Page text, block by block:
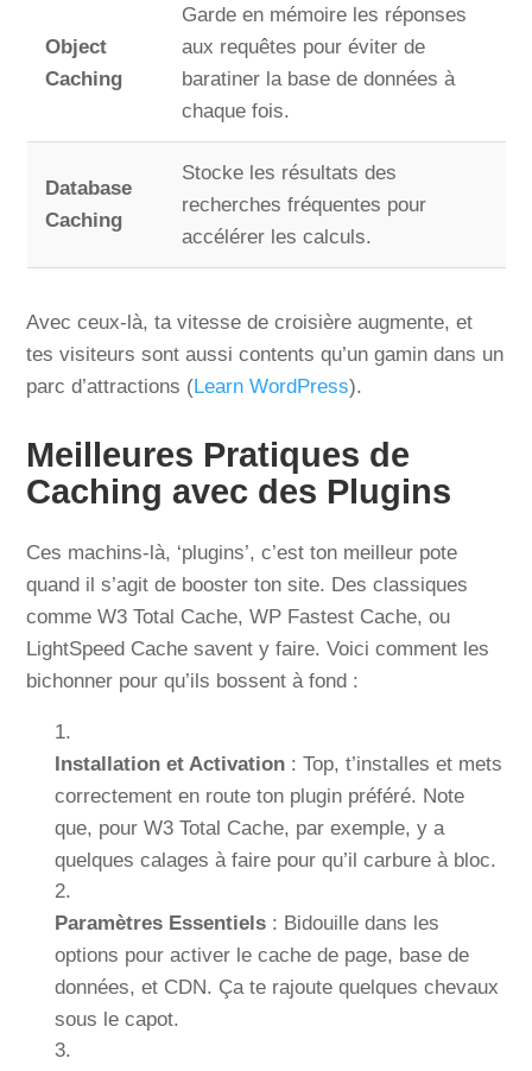
Object
Caching
Garde en mémoire les réponses
aux requêtes pour éviter de
baratiner la base de données à
chaque fois.
Database
Caching
Stocke les résultats des
recherches fréquentes pour
accélérer les calculs.
Avec ceux-là, ta vitesse de croisière augmente, et
tes visiteurs sont aussi contents qu’un gamin dans un
parc d’attractions (Learn WordPress).
Meilleures Pratiques de
Caching avec des Plugins
Ces machins-là, ‘plugins’, c’est ton meilleur pote
quand il s’agit de booster ton site. Des classiques
comme W3 Total Cache, WP Fastest Cache, ou
LightSpeed Cache savent y faire. Voici comment les
bichonner pour qu’ils bossent à fond :
Installation et Activation : Top, t’installes et mets
correctement en route ton plugin préféré. Note
que, pour W3 Total Cache, par exemple, y a
quelques calages à faire pour qu’il carbure à bloc.
Paramètres Essentiels : Bidouille dans les
options pour activer le cache de page, base de
données, et CDN. Ça te rajoute quelques chevaux
sous le capot.